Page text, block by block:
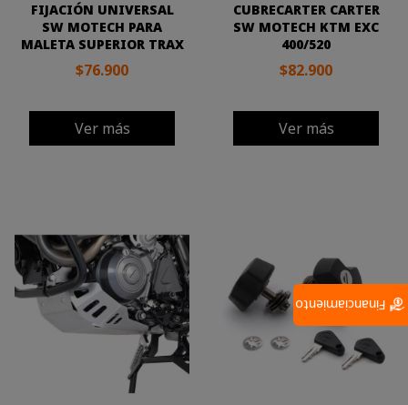
FIJACIÓN UNIVERSAL
SW MOTECH PARA
MALETA SUPERIOR TRAX
$76.900
Ver más
CUBRECARTER CARTER
SW MOTECH KTM EXC
400/520
$82.900
Ver más
Financiamiento